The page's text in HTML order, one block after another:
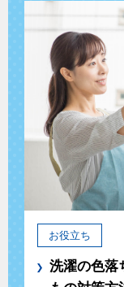
お役立ち
洗濯の色落